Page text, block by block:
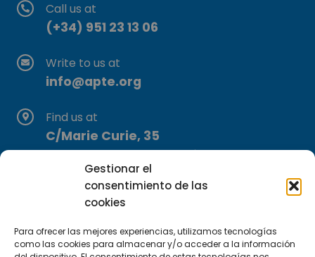
Gestionar el
consentimiento de las
cookies
Para ofrecer las mejores experiencias, utilizamos tecnologías
como las cookies para almacenar y/o acceder a la información
Call us at
(+34) 951 23 13 06
Write to us at
info@apte.org
Find us at
C/Marie Curie, 35
29590 Campanillas, Málaga